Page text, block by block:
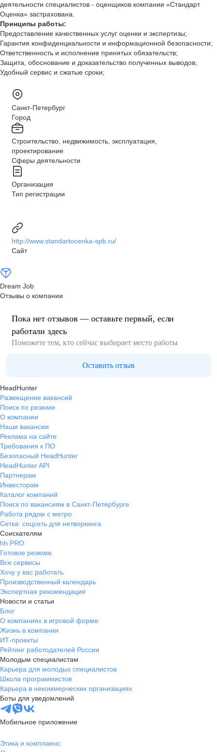
деятельности специалистов - оценщиков компании «Стандарт
Оценка» застрахована.
Принципы работы:
Предоставление качественных услуг оценки и экспертизы;
Гарантия конфиденциальности и информационной безопасности;
Ответственность и исполнение принятых обязательств;
Защита, обоснование и доказательство полученных выводов;
Удобный сервис и сжатые сроки;
Санкт-Петербург
Город
Строительство, недвижимость, эксплуатация,
проектирование
Сферы деятельности
Организация
Тип регистрации
http://www.standartocenka-spb.ru/
Сайт
Dream Job
Отзывы о компании
Пока нет отзывов — оставьте первый, если
работали здесь
Поможете тем, кто сейчас выбирает место работы
Оставить отзыв
HeadHunter
Размещение вакансий
Поиск по резюме
О компании
Наши вакансии
Реклама на сайте
Требования к ПО
Безопасный HeadHunter
HeadHunter API
Партнерам
Инвесторам
Каталог компаний
Поиск по вакансиям в Санкт-Петербурге
Работа рядом с метро
Сетка: соцсеть для нетворкинга
Соискателям
hh PRO
Готовое резюме
Все сервисы
Хочу у вас работать
Производственный календарь
Экспертная рекомендация
Новости и статьи
Блог
О компаниях в игровой форме
Жизнь в компании
ИТ-проекты
Рейтинг работодателей России
Молодым специалистам
Карьера для молодых специалистов
Школа программистов
Карьера в некоммерческих организациях
Боты для уведомлений
Мобильное приложение
Этика и комплаенс